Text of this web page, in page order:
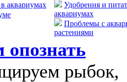
аквариумах
Удобрения и
аквариумах
Проблемы с
растениями
опознать
рыбок,